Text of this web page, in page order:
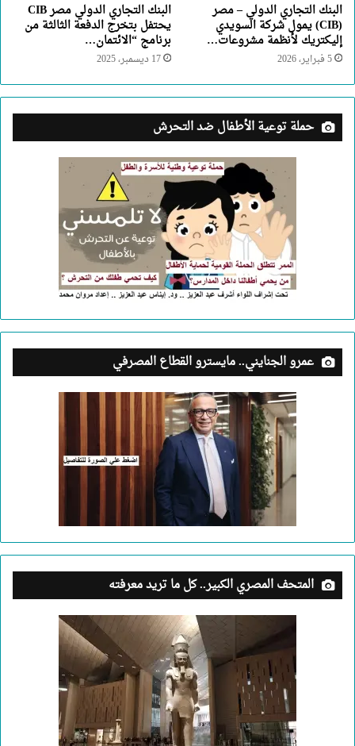
البنك التجاري الدولي – مصر
(CIB) يمول شركة السويدي
إليكتريك لأنظمة مشروعات…
5 فبراير، 2026
البنك التجاري الدولي مصر CIB
يحتفل بتخرج الدفعة الثالثة من
برنامج “الائتمان…
17 ديسمبر، 2025
حملة توعية الأطفال ضد التحرش
عمرو الجنايني.. مايسترو القطاع المصرفي
المتحف المصري الكبير.. كل ما تريد معرفته